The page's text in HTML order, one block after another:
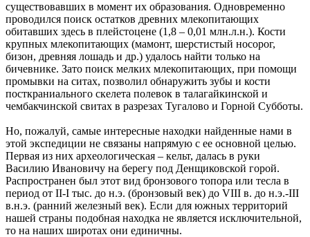
существовавших в момент их образования. Одновременно
проводился поиск остатков древних млекопитающих
обитавших здесь в плейстоцене (1,8 – 0,01 млн.л.н.). Кости
крупных млекопитающих (мамонт, шерстистый носорог,
бизон, древняя лошадь и др.) удалось найти только на
бичевнике. Зато поиск мелких млекопитающих, при помощи
промывки на ситах, позволил обнаружить зубы и кости
посткраниального скелета полевок в талагайкинской и
чембакчинской свитах в разрезах Тугалово и Горной Субботы.
Но, пожалуй, самые интересные находки найденные нами в
этой экспедиции не связаны напрямую с ее основной целью.
Первая из них археологическая – кельт, далась в руки
Василию Ивановичу на берегу под Денщиковской горой.
Распространен был этот вид бронзового топора или тесла в
период от II-I тыс. до н.э. (бронзовый век) до VIII в. до н.э.-III
в.н.э. (ранний железный век). Если для южных территорий
нашей страны подобная находка не является исключительной,
то на наших широтах они единичны.